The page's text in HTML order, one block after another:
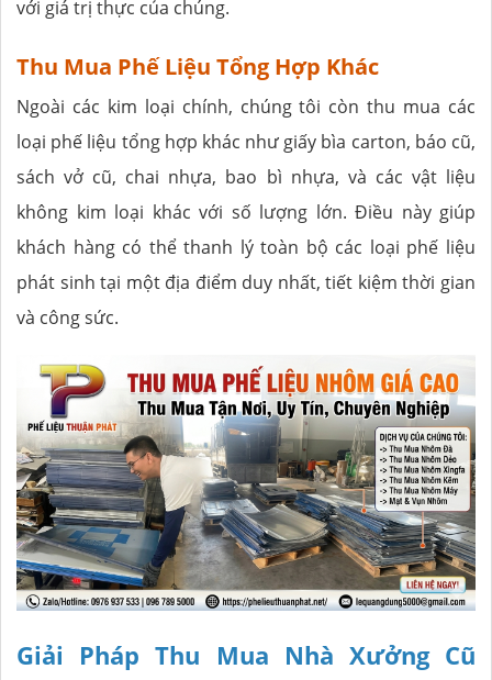
với giá trị thực của chúng.
Thu Mua Phế Liệu Tổng Hợp Khác
Ngoài các kim loại chính, chúng tôi còn thu mua các
loại phế liệu tổng hợp khác như giấy bìa carton, báo cũ,
sách vở cũ, chai nhựa, bao bì nhựa, và các vật liệu
không kim loại khác với số lượng lớn. Điều này giúp
khách hàng có thể thanh lý toàn bộ các loại phế liệu
phát sinh tại một địa điểm duy nhất, tiết kiệm thời gian
và công sức.
Giải Pháp Thu Mua Nhà Xưởng Cũ